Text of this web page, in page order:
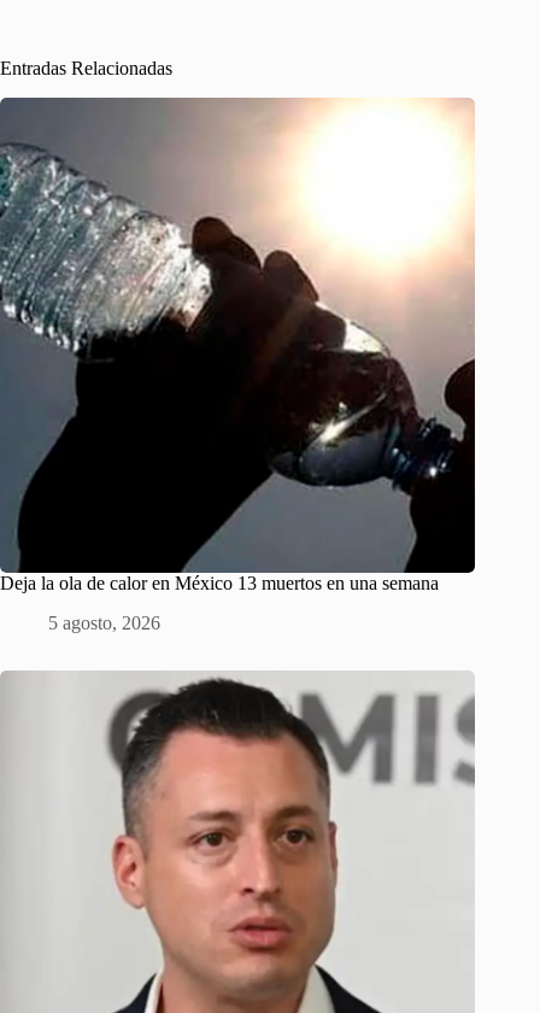
Entradas Relacionadas
Deja la ola de calor en México 13 muertos en una semana
5 agosto, 2026